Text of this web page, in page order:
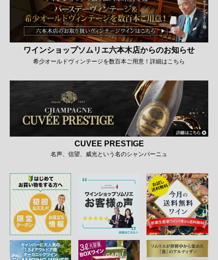
ワインショップソムリエ六本木店からのお知らせ
希少オールドヴィンテージを数百本ご用意！詳細はこちら
CUVEE PRESTIGE
名声、信望、威光という名のシャンパーニュ